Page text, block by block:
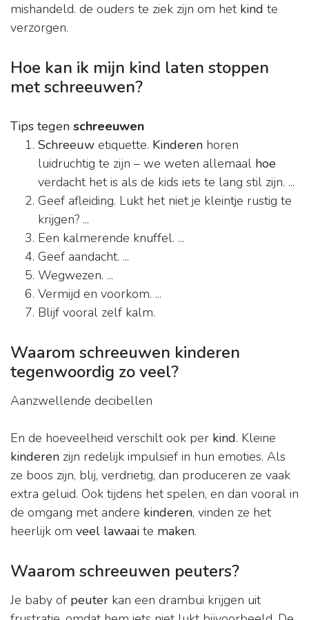
mishandeld. de ouders te ziek zijn om het kind te
verzorgen.
Hoe kan ik mijn kind laten stoppen
met schreeuwen?
Tips tegen schreeuwen
Schreeuw etiquette. Kinderen horen
luidruchtig te zijn – we weten allemaal hoe
verdacht het is als de kids iets te lang stil zijn. ...
Geef afleiding. Lukt het niet je kleintje rustig te
krijgen? ...
Een kalmerende knuffel. ...
Geef aandacht. ...
Wegwezen. ...
Vermijd en voorkom. ...
Blijf vooral zelf kalm.
Waarom schreeuwen kinderen
tegenwoordig zo veel?
Aanzwellende decibellen
En de hoeveelheid verschilt ook per kind. Kleine
kinderen zijn redelijk impulsief in hun emoties. Als
ze boos zijn, blij, verdrietig, dan produceren ze vaak
extra geluid. Ook tijdens het spelen, en dan vooral in
de omgang met andere kinderen, vinden ze het
heerlijk om veel lawaai te maken.
Waarom schreeuwen peuters?
Je baby of peuter kan een drambui krijgen uit